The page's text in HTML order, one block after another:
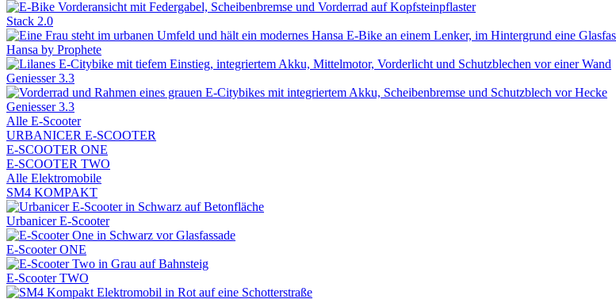
Stack 2.0
Hansa by Prophete
Geniesser 3.3
Geniesser 3.3
Alle E-Scooter
URBANICER E-SCOOTER
E-SCOOTER ONE
E-SCOOTER TWO
Alle Elektromobile
SM4 KOMPAKT
Urbanicer E-Scooter
E-Scooter ONE
E-Scooter TWO